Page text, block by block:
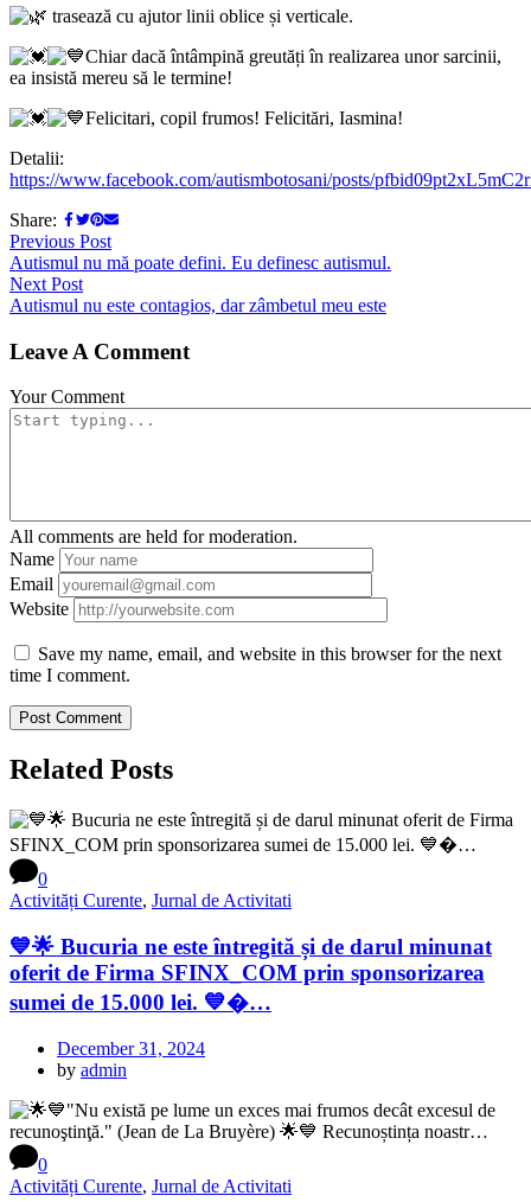
trasează cu ajutor linii oblice și verticale.
Chiar dacă întâmpină greutăți în realizarea unor sarcinii,
ea insistă mereu să le termine!
Felicitari, copil frumos! Felicitări, Iasmina!
Detalii:
https://www.facebook.com/autismbotosani/posts/
Share:
Previous Post
Autismul nu mă poate defini. Eu definesc autismul.
Next Post
Autismul nu este contagios, dar zâmbetul meu este
Leave A Comment
Your Comment
All comments are held for moderation.
Name
Email
Website
Save my name, email, and website in this browser for the next
time I comment.
Related Posts
0
Activități Curente, Jurnal de Activitati
💙🌟 Bucuria ne este întregită și de darul minunat
oferit de Firma SFINX_COM prin sponsorizarea
sumei de 15.000 lei. 💙�…
December 31, 2024
by admin
0
Activități Curente, Jurnal de Activitati